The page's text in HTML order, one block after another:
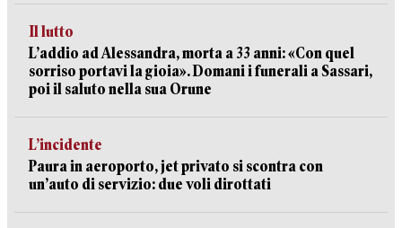
Il lutto
L’addio ad Alessandra, morta a 33 anni: «Con quel
sorriso portavi la gioia». Domani i funerali a Sassari,
poi il saluto nella sua Orune
L’incidente
Paura in aeroporto, jet privato si scontra con
un’auto di servizio: due voli dirottati